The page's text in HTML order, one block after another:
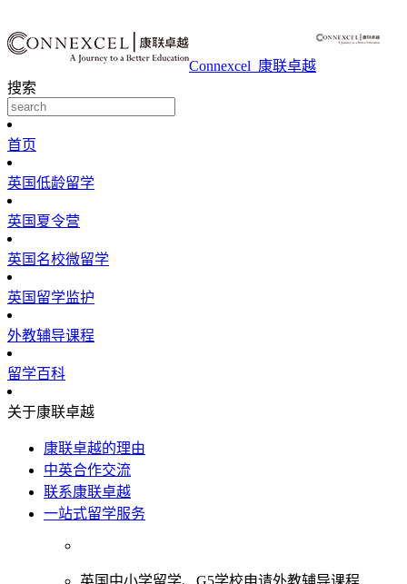
Connexcel_康联卓越
搜索
首页
英国低龄留学
英国夏令营
英国名校微留学
英国留学监护
外教辅导课程
留学百科
关于康联卓越
康联卓越的理由
中英合作交流
联系康联卓越
一站式留学服务
英国中小学留学、G5学校申请外教辅导课程